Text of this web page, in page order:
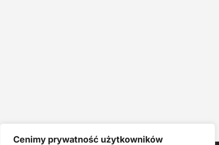
Cenimy prywatność użytkowników